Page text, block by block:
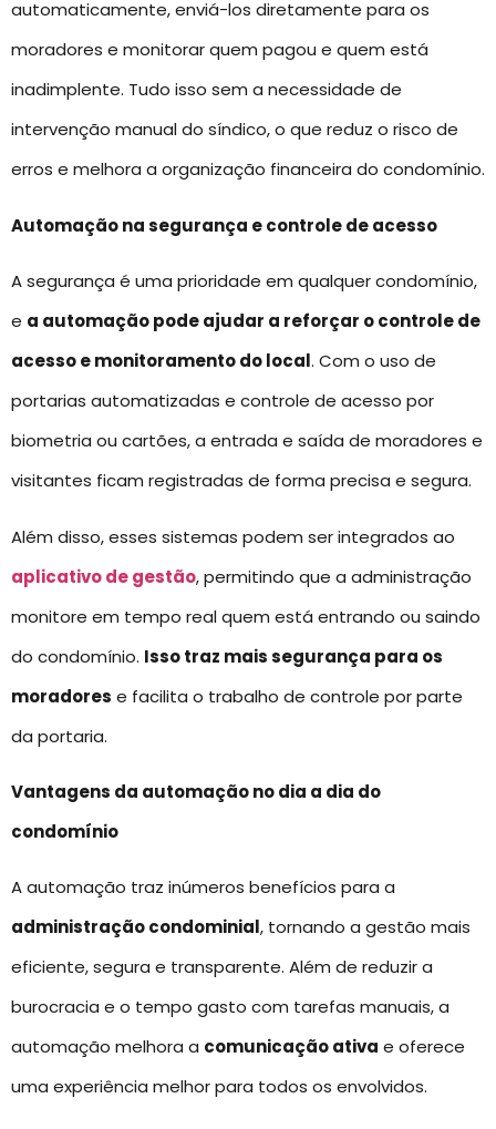
automaticamente, enviá-los diretamente para os
moradores e monitorar quem pagou e quem está
inadimplente. Tudo isso sem a necessidade de
intervenção manual do síndico, o que reduz o risco de
erros e melhora a organização financeira do condomínio.
Automação na segurança e controle de acesso
A segurança é uma prioridade em qualquer condomínio,
e a automação pode ajudar a reforçar o controle de
acesso e monitoramento do local. Com o uso de
portarias automatizadas e controle de acesso por
biometria ou cartões, a entrada e saída de moradores e
visitantes ficam registradas de forma precisa e segura.
Além disso, esses sistemas podem ser integrados ao
aplicativo de gestão, permitindo que a administração
monitore em tempo real quem está entrando ou saindo
do condomínio. Isso traz mais segurança para os
moradores e facilita o trabalho de controle por parte
da portaria.
Vantagens da automação no dia a dia do
condomínio
A automação traz inúmeros benefícios para a
administração condominial, tornando a gestão mais
eficiente, segura e transparente. Além de reduzir a
burocracia e o tempo gasto com tarefas manuais, a
automação melhora a comunicação ativa e oferece
uma experiência melhor para todos os envolvidos.